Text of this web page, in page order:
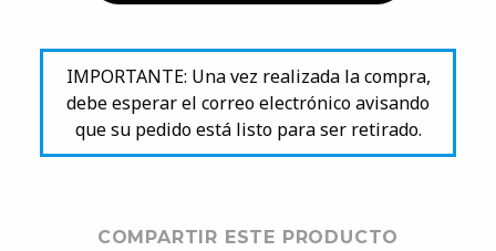
IMPORTANTE: Una vez realizada la compra,
debe esperar el correo electrónico avisando
que su pedido está listo para ser retirado.
COMPARTIR ESTE PRODUCTO